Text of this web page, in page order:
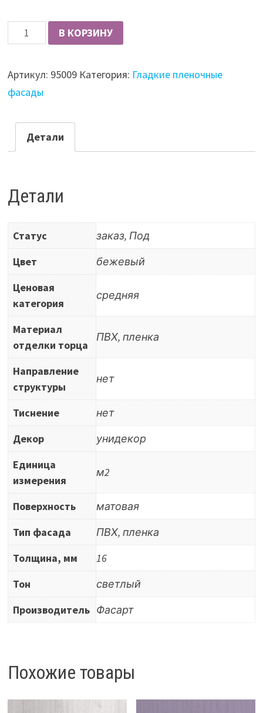
Количество
Фасад
16мм
гладкий
матовый
Alfatherm
2272
(
АЛ-21/0034
В КОРЗИНУ
Артикул: 95009 Категория: Гладкие пленочные
фасады
Детали
Детали
Статус
заказ, Под
Цвет
бежевый
Ценовая
категория
средняя
Материал
отделки торца
ПВХ, пленка
Направление
структуры
нет
Тиснение
нет
Декор
унидекор
Единица
измерения
м2
Поверхность
матовая
Тип фасада
ПВХ, пленка
Толщина, мм
16
Тон
светлый
Производитель Фасарт
Похожие товары